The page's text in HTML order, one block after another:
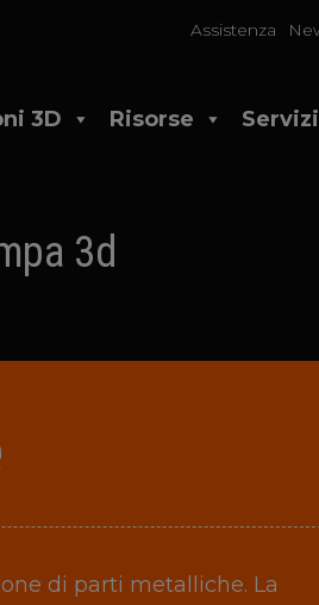
Assistenza
3D Risorse Servizi
3d
di parti metalliche. La